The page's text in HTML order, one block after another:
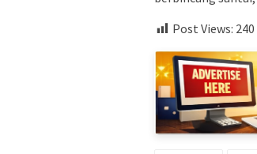
Post Views: 240